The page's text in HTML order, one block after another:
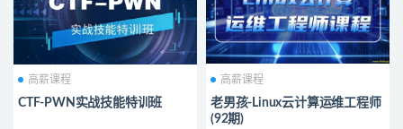
高薪课程
CTF-PWN实战技能特训班
高薪课程
老男孩-Linux云计算运维工程师
(92期)